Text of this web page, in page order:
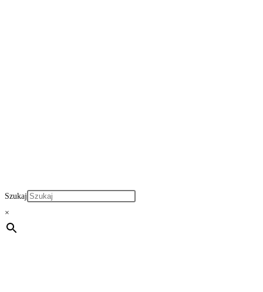
Szukaj
×